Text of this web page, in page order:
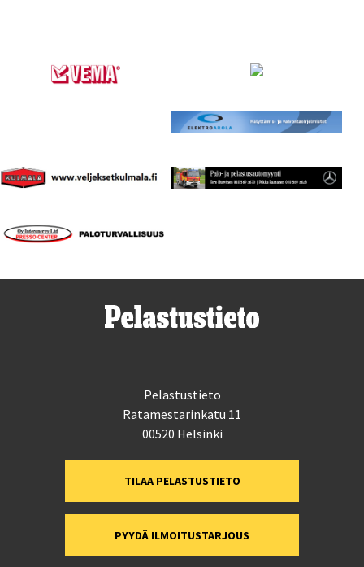
Pelastustieto
Ratamestarinkatu 11
00520 Helsinki
TILAA PELASTUSTIETO
PYYDÄ ILMOITUSTARJOUS